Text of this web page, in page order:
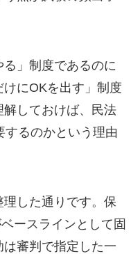
」制度であるのに
にOKを出す」制度
しておけば、民法
するのかという理由
した通りです。保
ースラインとして固
審判で指定した一